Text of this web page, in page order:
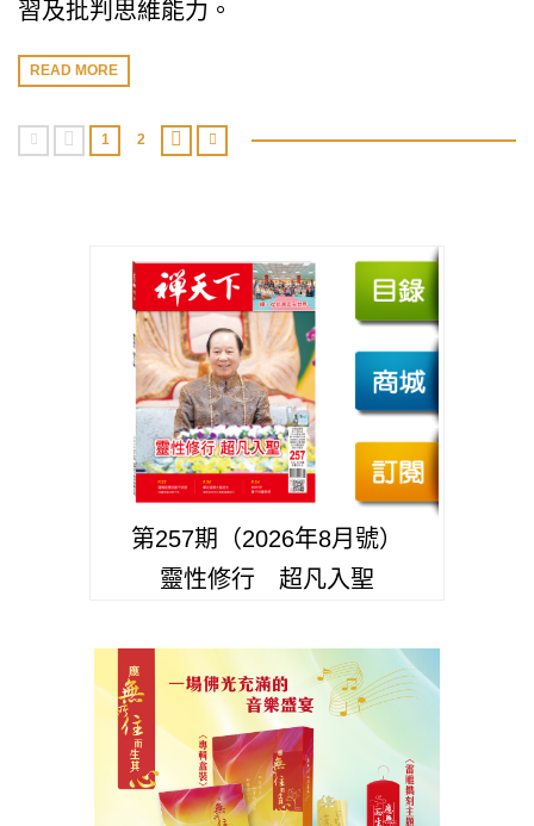
習及批判思維能力。
READ MORE
1 2
第257期（2026年8月號）
靈性修行 超凡入聖